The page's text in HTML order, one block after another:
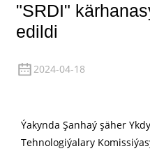
"SRDI"
edildi
2024-04-18
Ýakynda Şanhaý şäher
Tehnologiýalary